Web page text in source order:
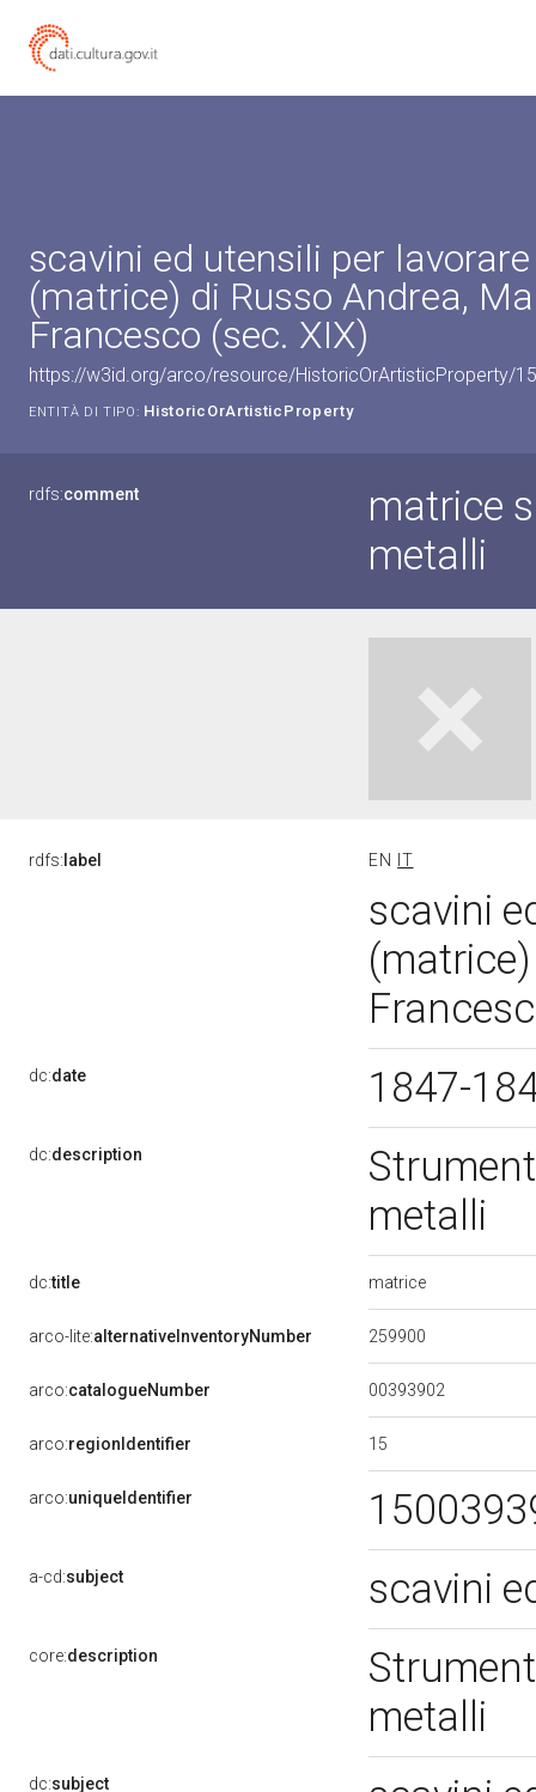
scavini ed utensili per
(matrice) di Russo Andrea,
Francesco (sec. XIX)
https://w3id.org/arco/resource/HistoricOrArtisticProperty/
ENTITÀ DI TIPO: HistoricOrArtisticProperty
rdfs:comment
matrice
metalli
rdfs: label EN IT
scavini
dc:date 1847-
dc:description
metalli
dc:title matrice
arco-lite:alternativeInventoryNumber 259900
arco:catalogueNumber 00393902
arco:regionIdentifier 15
arco:uniqueIdentifier
a-cd:subject scavini
core:description
metalli
dc:subject